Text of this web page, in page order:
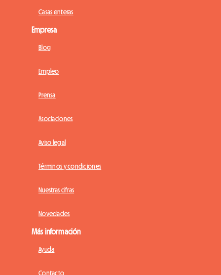
Casas enteras
Empresa
Blog
Empleo
Prensa
Asociaciones
Aviso legal
Términos y condiciones
Nuestras cifras
Novedades
Más información
Ayuda
Contacto